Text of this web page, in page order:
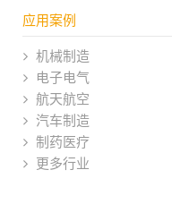
应用案例
机械制造
电子电气
航天航空
汽车制造
制药医疗
更多行业